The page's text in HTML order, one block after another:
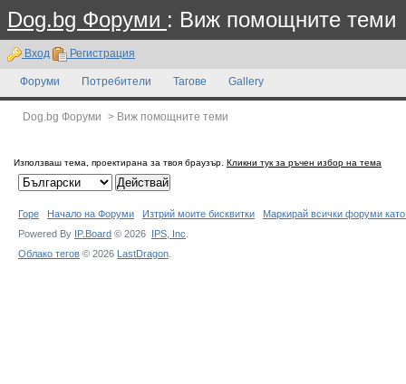
Dog.bg Форуми : Виж помощните теми
Вход Регистрация
Форуми Потребители Тагове Gallery
Dog.bg Форуми > Виж помощните теми
Използваш тема, проектирана за твоя браузър. Кликни тук за ръчен избор на тема
Горе Начало на Форуми Изтрий моите бисквитки
Маркирай всички форуми
Powered By IP.Board © 2026 IPS, Inc
Облако тегов © 2026 LastDragon